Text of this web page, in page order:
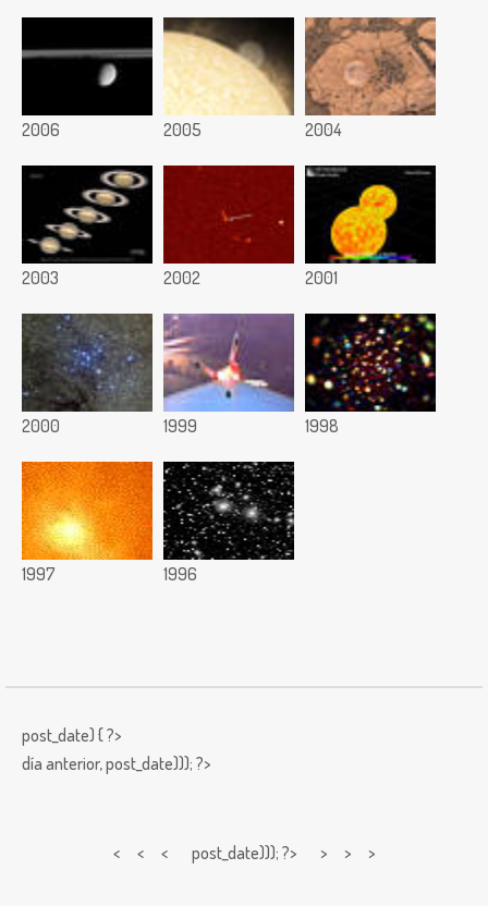
2006 2005 2004
2003 2002 2001
2000 1999 1998
1997 1996
post_date) { ?>
día anterior,post_date))); ?>
< < < post_date))); ?> > > >